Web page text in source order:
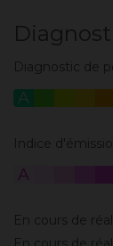
Diagnostic de
A
Indice
A
En cours de